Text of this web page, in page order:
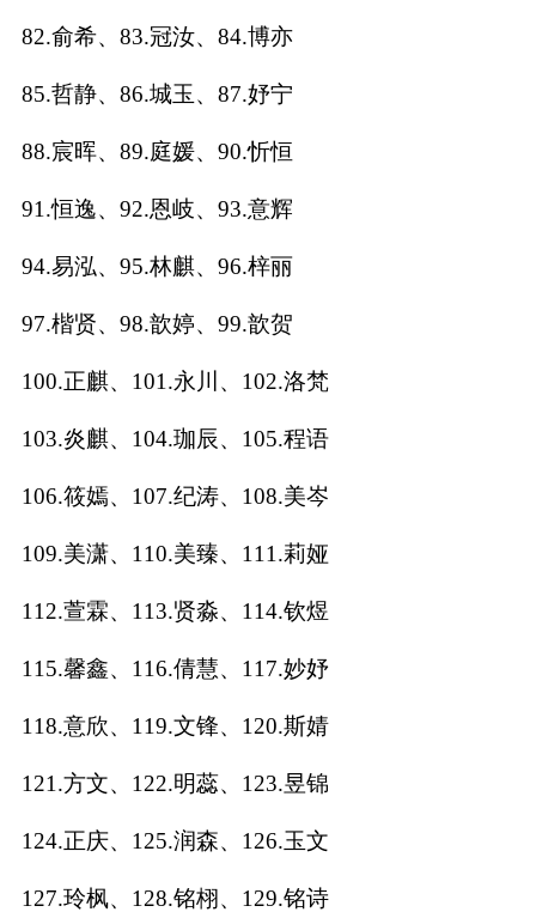
82.俞希、83.冠汝、84.博亦
85.哲静、86.城玉、87.妤宁
88.宸晖、89.庭媛、90.忻恒
91.恒逸、92.恩岐、93.意辉
94.易泓、95.林麒、96.梓丽
97.楷贤、98.歆婷、99.歆贺
100.正麒、101.永川、102.洛梵
103.炎麒、104.珈辰、105.程语
106.筱嫣、107.纪涛、108.美岑
109.美潇、110.美臻、111.莉娅
112.萱霖、113.贤淼、114.钦煜
115.馨鑫、116.倩慧、117.妙妤
118.意欣、119.文锋、120.斯婧
121.方文、122.明蕊、123.昱锦
124.正庆、125.润森、126.玉文
127.玲枫、128.铭栩、129.铭诗